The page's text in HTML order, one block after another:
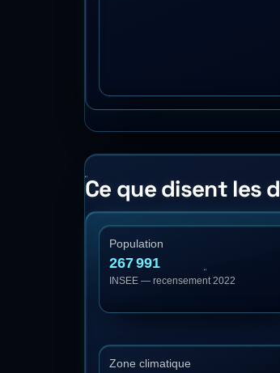
Ce que disent les
Population
267 991
INSEE — recensement 2022
Zone climatique